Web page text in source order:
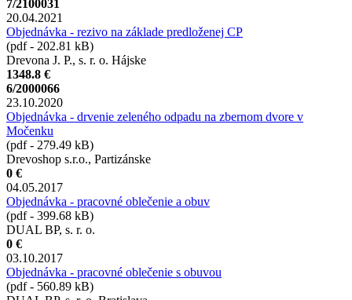
7/2100031
20.04.2021
Objednávka - rezivo na základe predloženej CP
(pdf - 202.81 kB)
Drevona J. P., s. r. o. Hájske
1348.8 €
6/2000066
23.10.2020
Objednávka - drvenie zeleného odpadu na zbernom dvore v
Močenku
(pdf - 279.49 kB)
Drevoshop s.r.o., Partizánske
0 €
04.05.2017
Objednávka - pracovné oblečenie a obuv
(pdf - 399.68 kB)
DUAL BP, s. r. o.
0 €
03.10.2017
Objednávka - pracovné oblečenie s obuvou
(pdf - 560.89 kB)